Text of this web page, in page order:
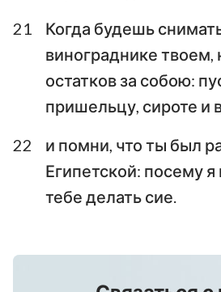
21
Когда будешь
винограднике твоем,
остатков за собою:
пришельцу, сироте и
22
и помни, что ты был
Египетской: посему
тебе делать сие.